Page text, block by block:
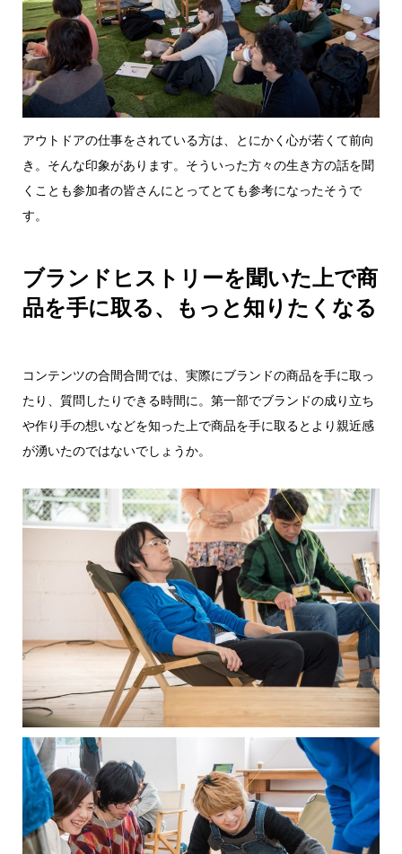
アウトドアの仕事をされている方は、とにかく心が若くて前向
き。そんな印象があります。そういった方々の生き方の話を聞
くことも参加者の皆さんにとってとても参考になったそうで
す。
ブランドヒストリーを聞いた上で商
品を手に取る、もっと知りたくなる
コンテンツの合間合間では、実際にブランドの商品を手に取っ
たり、質問したりできる時間に。第一部でブランドの成り立ち
や作り手の想いなどを知った上で商品を手に取るとより親近感
が湧いたのではないでしょうか。